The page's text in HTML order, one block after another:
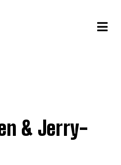
& Jerry-